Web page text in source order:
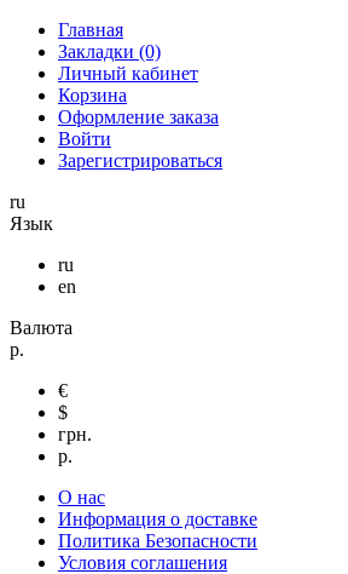
Главная
Закладки (0)
Личный кабинет
Корзина
Оформление заказа
Войти
Зарегистрироваться
ru
Язык
ru
en
Валюта
р.
€
$
грн.
р.
О нас
Информация о доставке
Политика Безопасности
Условия соглашения